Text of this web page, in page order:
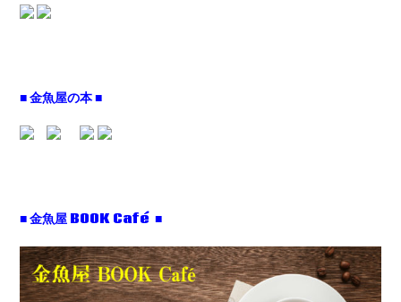
■ 金魚屋の本 ■
■ 金魚屋 BOOK Café ■